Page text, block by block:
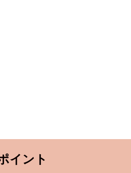
イント